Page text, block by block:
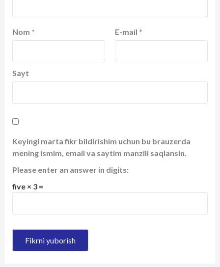
Nom * E-mail *
Sayt
Keyingi marta fikr bildirishim uchun bu brauzerda
mening ismim, email va saytim manzili saqlansin.
Please enter an answer in digits:
five × 3 =